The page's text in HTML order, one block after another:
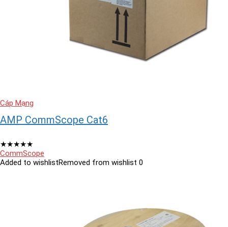
Cáp Mạng
AMP CommScope Cat6
★★★★★
CommScope
Added to wishlistRemoved from wishlist 0